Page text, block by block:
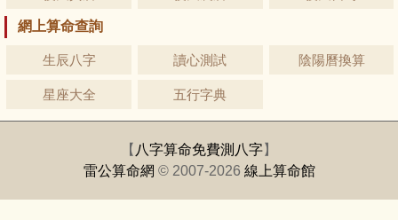
網上算命查詢
生辰八字 讀心測試 陰陽曆換算
星座大全 五行字典
【 八字算命免費測八字】
雷公算命網 © 2007-2026 線上算命館